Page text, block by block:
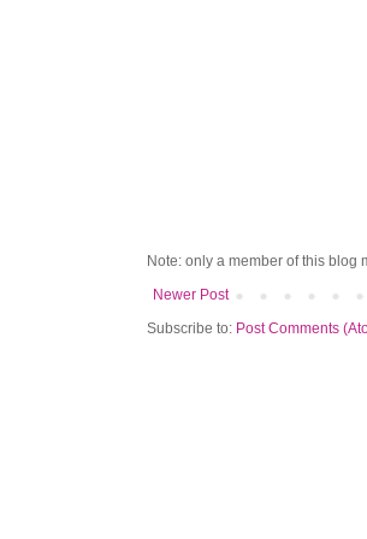
Note: only a member of this blog
Newer Post
Subscribe to: Post Comments